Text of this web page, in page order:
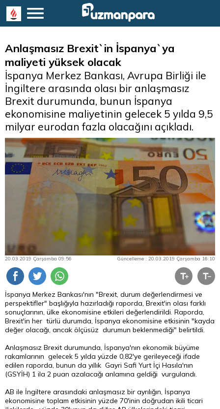
Anlaşmasız Brexit`in İspanya`ya
maliyeti yüksek olacak
İspanya Merkez Bankası, Avrupa Birliği ile
İngiltere arasında olası bir anlaşmasız
Brexit durumunda, bunun İspanya
ekonomisine maliyetinin gelecek 5 yılda 9,5
milyar eurodan fazla olacağını açıkladı.
20.03.2019 Çarşamba 09:56 Güncelleme : 20.03.2019 Çarşamba 16:10
İspanya Merkez Bankası'nın "Brexit, durum değerlendirmesi ve
perspektifler" başlığıyla hazırladığı raporda, Brexit'in olası farklı
sonuçlarının, ülke ekonomisine etkileri değerlendirildi. Raporda,
Brexit'in her türlü durumda, İspanya ekonomisine etkisinin "kayda
değer olacağı, ancak ölçüsüz durumun beklenmediği" belirtildi.
Anlaşmasız Brexit durumunda, İspanya'nın ekonomik büyüme
rakamlarının gelecek 5 yılda yüzde 0,82'ye gerileyeceği ifade
edilen raporda, bunun da yıllık Gayri Safi Yurt İçi Hasıla'nın
(GSYİH) 1 ila 2 puan azalacağı anlamına geldiği vurgulandı.
AB ile İngiltere arasındaki anlaşmasız bir ayrılığın, İspanya
ekonomisine toplam etkisinin yüzde 70'inin doğrudan ikili ticari